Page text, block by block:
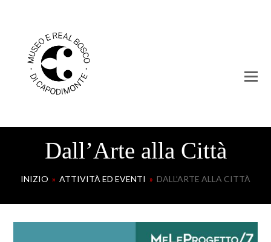
Dall’Arte alla Città
INIZIO » ATTIVITÀ ED EVENTI » DALL’ARTE ALLA CITTÀ